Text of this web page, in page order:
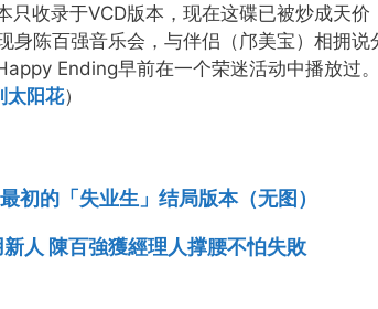
收录于VCD版本，现在这碟已被炒成天价
身陈百强音乐会，与伴侣（邝美宝）相拥说
Ending早前在一个荣迷活动中播放过
太阳花）
初的「失业生」结局版本（无图）
人 陳百強獲經理人撑腰不怕失敗